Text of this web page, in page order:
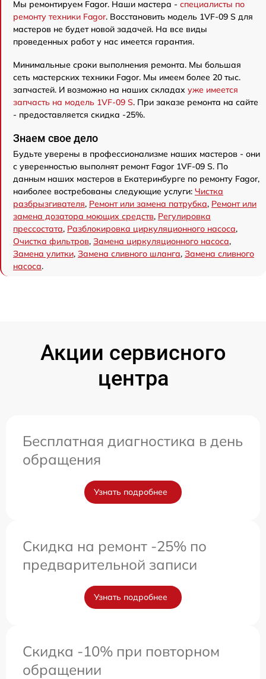
Мы ремонтируем Fagor. Наши мастера - специалисты по
ремонту техники Fagor. Восстановить модель 1VF-09 S для
мастеров не будет новой задачей. На все виды
проведенных работ у нас имеется гарантия.
Минимальные сроки выполнения ремонта. Мы большая
сеть мастерских техники Fagor. Мы имеем более 20 тыс.
запчастей. И возможно на наших складах уже имеется
запчасть на модель 1VF-09 S. При заказе ремонта на сайте
- предоставляется скидка -25%.
Знаем свое дело
Будьте уверены в профессионализме наших мастеров - они
с уверенностью выполнят ремонт Fagor 1VF-09 S. По
данным наших мастеров в Екатеринбурге по ремонту Fagor,
наиболее востребованы следующие услуги: Чистка
разбрызгивателя, Ремонт или замена патрубка, Ремонт или
замена дозатора моющих средств, Регулировка
прессостата, Разблокировка циркуляционного насоса,
Очистка фильтров, Замена циркуляционного насоса,
Замена улитки, Замена сливного шланга, Замена сливного
насоса.
Акции сервисного
центра
Бесплатная диагностика в день
обращения
Узнать подробнее
Скидка на ремонт -25% по
предварительной записи
Узнать подробнее
Скидка -10% при повторном
обращении